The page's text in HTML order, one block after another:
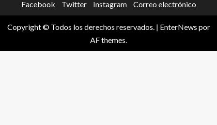
Facebook Twitter Instagram Correo electrónico
Copyright © Todos los derechos reservados. | EnterNews por
AF themes.